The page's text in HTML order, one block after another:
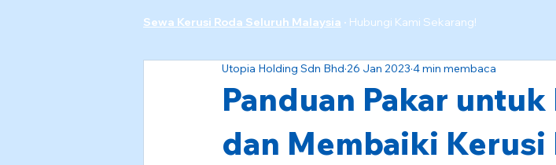
Sewa Kerusi Roda Seluruh Malaysia · Hubungi Kami Sekarang!
Panduan Pakar
dan Membaiki Kerusi
Utopia Holding Sdn Bhd 26 Jan 2023 4 min membaca